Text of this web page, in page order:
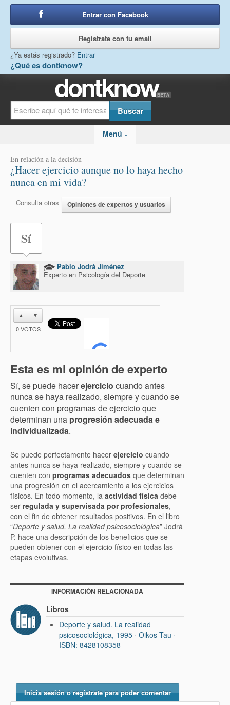
¿Qué es dontknow?
Entrar con Facebook
Regístrate con tu email
¿Ya estás registrado? Entrar
Menú ▼
En relación a la decisión
¿Hacer ejercicio aunque no lo haya hecho
nunca en mi vida?
Consulta otras Opiniones de expertos y usuarios
Sí
Pablo Jodrá Jiménez
Experto en Psicología del Deporte
▲ ▼
0VOTOS
Esta es mi opinión de experto
Sí, se puede hacerejercicio cuando antes
nunca se haya realizado, siempre y cuando se
cuenten con programas de ejercicio que
determinan una progresión adecuada e
individualizada.
Se puede perfectamente hacer ejercicio cuando
antes nunca se haya realizado, siempre y cuando se
cuenten con programas adecuados que determinan
una progresión en el acercamiento a los ejercicios
físicos. En todo momento, la actividad física debe
ser regulada y supervisada por profesionales,
con el fin de obtener resultados positivos. En el libro
“Deporte y salud. La realidad psicosociológica” Jodrá
P. hace una descripción de los beneficios que se
pueden obtener con el ejercicio físico en todas las
etapas evolutivas.
INFORMACIÓN RELACIONADA
Libros
Deporte y salud. La realidad
psicosociológica, 1995 · Oikos-Tau ·
ISBN: 8428108358
Inicia sesión o regístrate para poder comentar